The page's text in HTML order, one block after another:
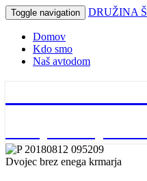
Toggle navigation DRUŽINA
Domov
Kdo smo
Naš avtodom
Dvojec brez enega krmarja